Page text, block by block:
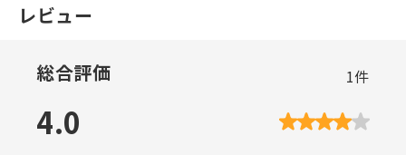
レビュー
総合評価 1件
4.0